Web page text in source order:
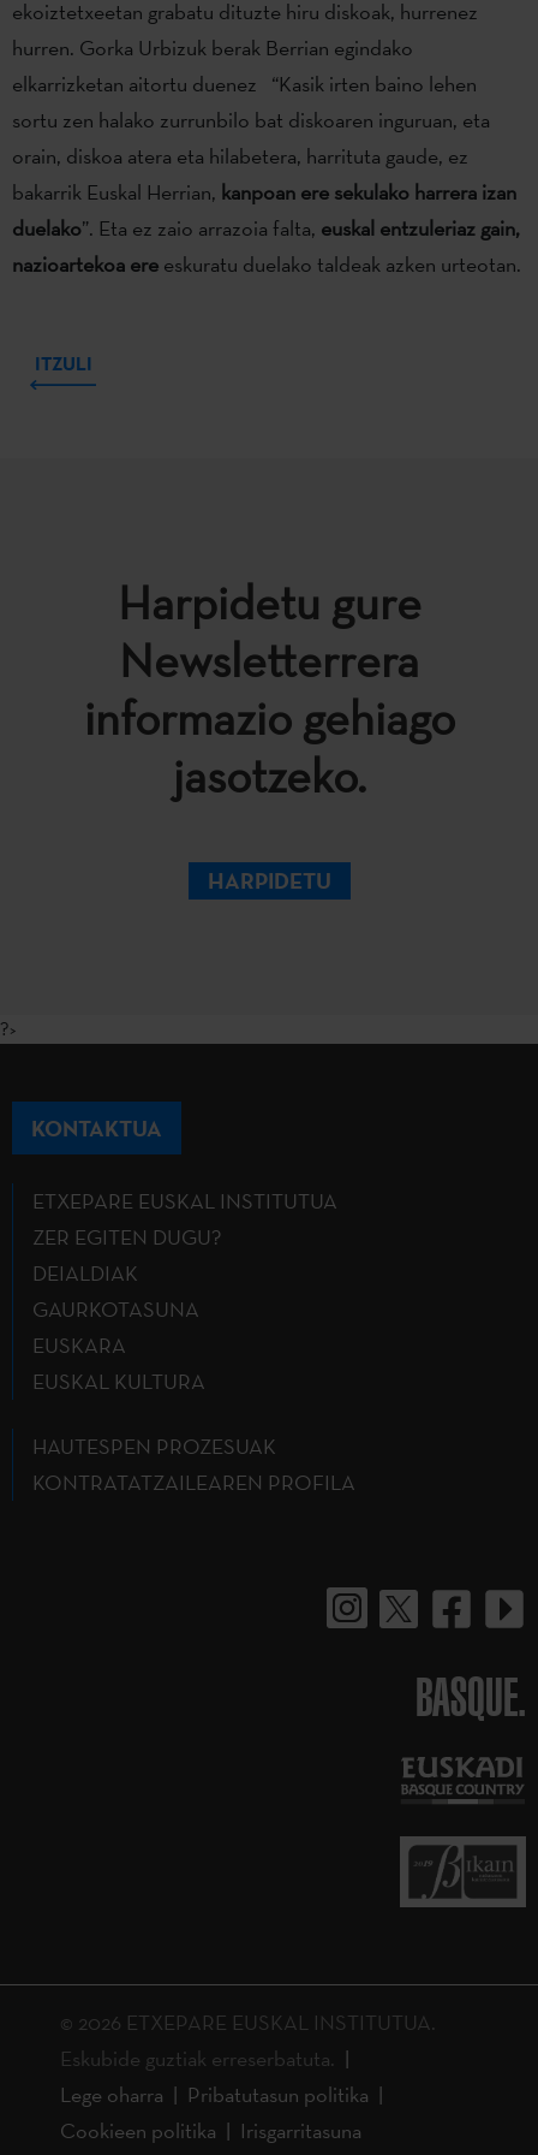
ekoiztetxeetan grabatu dituzte hiru diskoak, hurrenez
hurren. Gorka Urbizuk berak Berrian egindako
elkarrizketan aitortu duenez “Kasik irten baino lehen
sortu zen halako zurrunbilo bat diskoaren inguruan, eta
orain, diskoa atera eta hilabetera, harrituta gaude, ez
bakarrik Euskal Herrian, kanpoan ere sekulako harrera izan
duelako”. Eta ez zaio arrazoia falta, euskal entzuleriaz gain,
nazioartekoa ere eskuratu duelako taldeak azken urteotan.
ITZULI
Harpidetu gure
Newsletterrera
informazio gehiago
jasotzeko.
HARPIDETU
?>
KONTAKTUA
ETXEPARE EUSKAL INSTITUTUA
ZER EGITEN DUGU?
DEIALDIAK
GAURKOTASUNA
EUSKARA
EUSKAL KULTURA
HAUTESPEN PROZESUAK
KONTRATATZAILEAREN PROFILA
BASQUE.
© 2026 ETXEPARE EUSKAL INSTITUTUA.
Eskubide guztiak erreserbatuta.
Lege oharra
Pribatutasun politika
Cookieen politika
Irisgarritasuna